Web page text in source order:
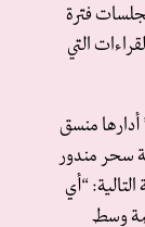
فترة
التي
أدارها منسق
سحر مندور
“أي
وسط